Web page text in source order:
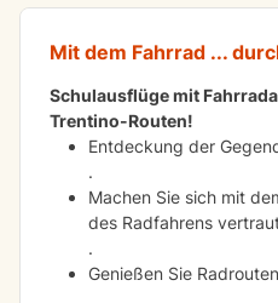
Mit dem Fahrrad ...
Schulausflüge mit
Trentino-Routen!
Entdeckung der
.
Machen Sie sich mit
des Radfahrens
.
Genießen Sie